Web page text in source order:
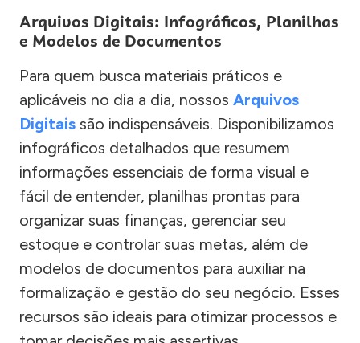
Arquivos Digitais: Infográficos, Planilhas
e Modelos de Documentos
Para quem busca materiais práticos e
aplicáveis no dia a dia, nossos Arquivos
Digitais são indispensáveis. Disponibilizamos
infográficos detalhados que resumem
informações essenciais de forma visual e
fácil de entender, planilhas prontas para
organizar suas finanças, gerenciar seu
estoque e controlar suas metas, além de
modelos de documentos para auxiliar na
formalização e gestão do seu negócio. Esses
recursos são ideais para otimizar processos e